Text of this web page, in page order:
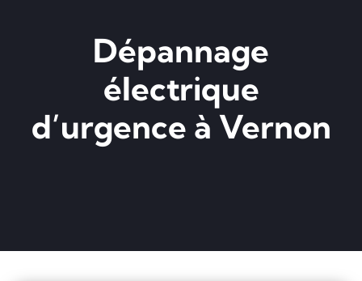
Dépannage
électrique
d’urgence à Vernon